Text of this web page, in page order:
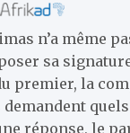
n’a même
sa
premier, la
réponse, le